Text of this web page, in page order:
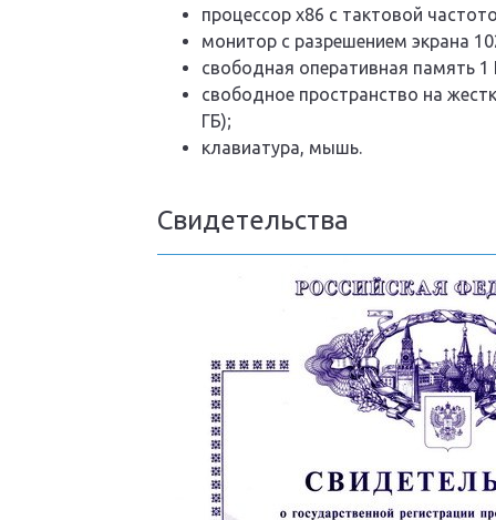
процессор x86 с тактовой
монитор с разрешением экрана
свободная оперативная память 1
свободное пространство на
ГБ);
клавиатура, мышь.
Свидетельства